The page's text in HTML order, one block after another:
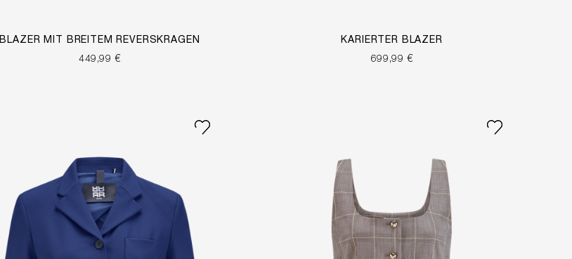
BLAZER MIT BREITEM REVERSKRAGEN
449,99 €
KARIERTER BLAZER
699,99 €